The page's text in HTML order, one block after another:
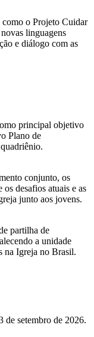
o Projeto Cuidar
linguagens
e diálogo com as
principal objetivo
Plano de
conjunto, os
desafios atuais e as
junto aos jovens.
partilha de
a unidade
na Igreja no Brasil.
de setembro de 2026.